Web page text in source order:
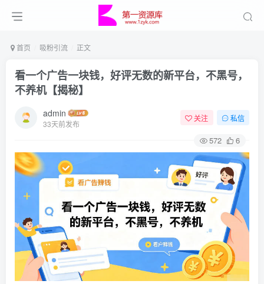
首页 吸粉引流 正文
看一个广告一块钱，好评无数的新平台，不黑号，
不养机【揭秘】
admin
33天前发布
关注 私信
572 6